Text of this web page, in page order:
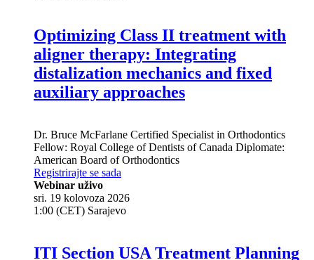
Optimizing Class II treatment with
aligner therapy: Integrating
distalization mechanics and fixed
auxiliary approaches
Dr. Bruce McFarlane Certified Specialist in Orthodontics
Fellow: Royal College of Dentists of Canada Diplomate:
American Board of Orthodontics
Registrirajte se sada
Webinar uživo
sri. 19 kolovoza 2026
1:00 (CET) Sarajevo
ITI Section USA Treatment Planning